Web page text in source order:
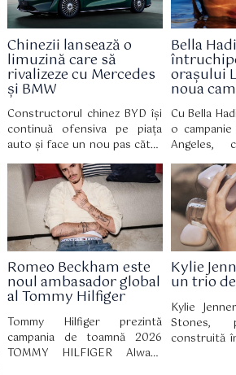
Chinezii lansează o
limuzină care să
rivalizeze cu Mercedes
și BMW
Constructorul chinez BYD își
continuă ofensiva pe piața
auto și face un nou pas către
segmentul premium, odată cu
lansarea modelului Da Han, o
limuzină electrică de mari
dimensiuni care țintește
direct rivali consacrați precum
Mercedes S-Class, Mercedes
EQS și BMW Seria 7.
Bella
orașului
noua
Cu Bella
o
Angeles,
bunăstarea
pe
acceptare
Romeo Beckham este
noul ambasador global
al Tommy Hilfiger
Tommy Hilfiger prezintă
campania de toamnă 2026
TOMMY HILFIGER Always
Kylie
un trio
Kylie
Stones,
construită